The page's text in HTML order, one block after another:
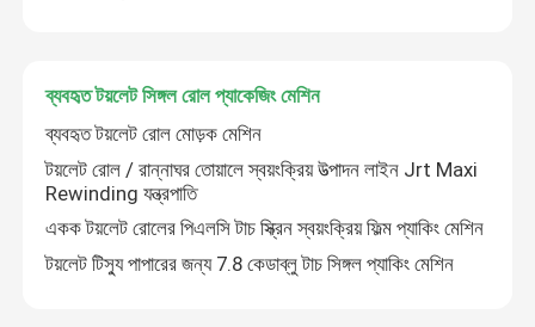
খবর
একটি উদ্ধৃতি অনুরোধ করুন
VR
ব্যবহৃত টয়লেট সিঙ্গল রোল প্যাকেজিং মেশিন
ব্যবহৃত টয়লেট রোল মোড়ক মেশিন
টয়লেট রোল / রান্নাঘর তোয়ালে স্বয়ংক্রিয় উত্পাদন লাইন Jrt Maxi
Rewinding যন্ত্রপাতি
একক টয়লেট রোলের পিএলসি টাচ স্ক্রিন স্বয়ংক্রিয় ফিল্ম প্যাকিং মেশিন
টয়লেট টিস্যু পাপারের জন্য 7.8 কেডাব্লু টাচ সিঙ্গল প্যাকিং মেশিন